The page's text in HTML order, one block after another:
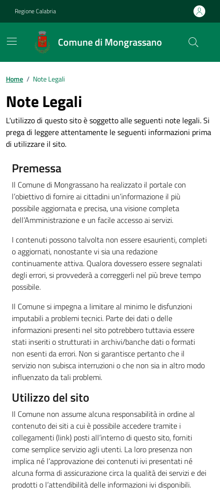
Regione Calabria
Comune di Mongrassano
Home / Note Legali
Note Legali
L'utilizzo di questo sito è soggetto alle seguenti note legali. Si
prega di leggere attentamente le seguenti informazioni prima
di utilizzare il sito.
Premessa
Il Comune di Mongrassano ha realizzato il portale con
l’obiettivo di fornire ai cittadini un’informazione il più
possibile aggiornata e precisa, una visione completa
dell’Amministrazione e un facile accesso ai servizi.
I contenuti possono talvolta non essere esaurienti, completi
o aggiornati, nonostante vi sia una redazione
continuamente attiva. Qualora dovessero essere segnalati
degli errori, si provvederà a correggerli nel più breve tempo
possibile.
Il Comune si impegna a limitare al minimo le disfunzioni
imputabili a problemi tecnici. Parte dei dati o delle
informazioni presenti nel sito potrebbero tuttavia essere
stati inseriti o strutturati in archivi/banche dati o formati
non esenti da errori. Non si garantisce pertanto che il
servizio non subisca interruzioni o che non sia in altro modo
influenzato da tali problemi.
Utilizzo del sito
Il Comune non assume alcuna responsabilità in ordine al
contenuto dei siti a cui è possibile accedere tramite i
collegamenti (link) posti all’interno di questo sito, forniti
come semplice servizio agli utenti. La loro presenza non
implica né l’approvazione dei contenuti ivi presentati né
alcuna forma di assicurazione circa la qualità dei servizi e dei
prodotti o l’attendibilità delle informazioni ivi disponibili.